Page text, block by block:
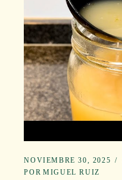
NOVIEMBRE 30, 2025
POR MIGUEL RUIZ